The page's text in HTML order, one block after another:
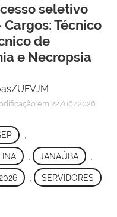
seletivo
Técnico
de
e Necropsia
UFVJM
em 22/06/2026
JANAÚBA
, SERVIDORES